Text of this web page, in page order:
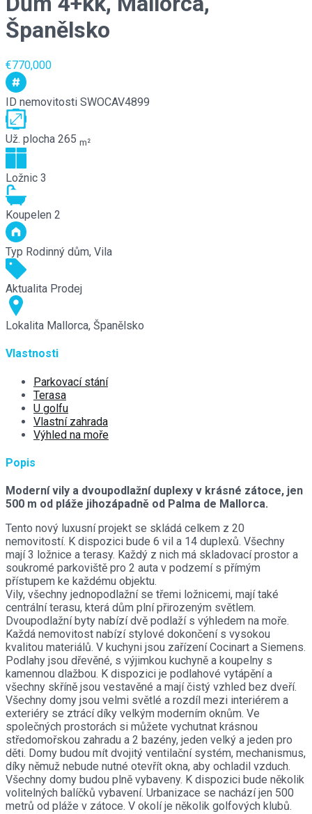
Španělsko
€770,000
ID nemovitosti SWOCAV4899
Už. plocha 265 m²
Ložnic 3
Koupelen 2
Typ Rodinný dům, Vila
Aktualita Prodej
Lokalita Mallorca, Španělsko
Vlastnosti
Parkovací stání
Terasa
U golfu
Vlastní zahrada
Výhled na moře
Popis
Moderní vily a dvoupodlažní duplexy v krásné zátoce, jen
500 m od pláže jihozápadně od Palma de Mallorca.
Tento nový luxusní projekt se skládá celkem z 20
nemovitostí. K dispozici bude 6 vil a 14 duplexů. Všechny
mají 3 ložnice a terasy. Každý z nich má skladovací prostor a
soukromé parkoviště pro 2 auta v podzemí s přímým
přístupem ke každému objektu.
Vily, všechny jednopodlažní se třemi ložnicemi, mají také
centrální terasu, která dům plní přirozeným světlem.
Dvoupodlažní byty nabízí dvě podlaží s výhledem na moře.
Každá nemovitost nabízí stylové dokončení s vysokou
kvalitou materiálů. V kuchyni jsou zařízení Cocinart a Siemens.
Podlahy jsou dřevěné, s výjimkou kuchyně a koupelny s
kamennou dlažbou. K dispozici je podlahové vytápění a
všechny skříně jsou vestavěné a mají čistý vzhled bez dveří.
Všechny domy jsou velmi světlé a rozdíl mezi interiérem a
exteriéry se ztrácí díky velkým moderním oknům. Ve
společných prostorách si můžete vychutnat krásnou
středomořskou zahradu a 2 bazény, jeden velký a jeden pro
děti. Domy budou mít dvojitý ventilační systém, mechanismus,
díky němuž nebude nutné otevřít okna, aby ochladil vzduch.
Všechny domy budou plně vybaveny. K dispozici bude několik
volitelných balíčků vybavení. Urbanizace se nachází jen 500
metrů od pláže v zátoce. V okolí je několik golfových klubů.